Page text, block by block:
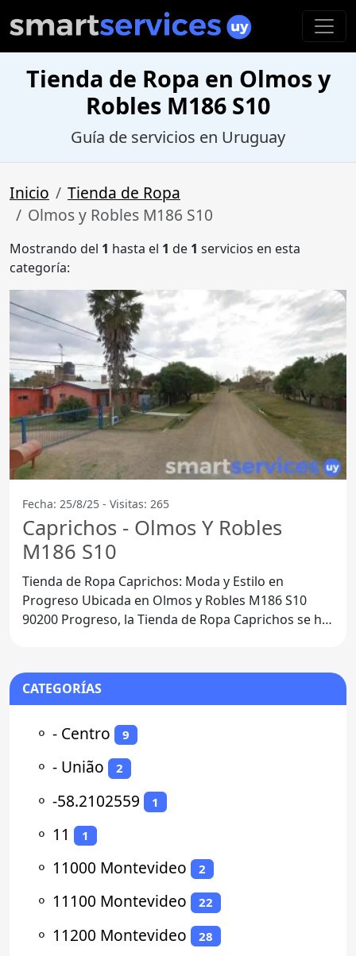
Tienda de Ropa en Olmos y
Robles M186 S10
Guía de servicios en Uruguay
Inicio
Tienda de Ropa
Olmos y Robles M186 S10
Mostrando del 1 hasta el 1 de 1 servicios en esta
categoría:
Fecha: 25/8/25 - Visitas: 265
Caprichos - Olmos Y Robles
M186 S10
Tienda de Ropa Caprichos: Moda y Estilo en
Progreso Ubicada en Olmos y Robles M186 S10
90200 Progreso, la Tienda de Ropa Caprichos se ha
CATEGORÍAS
⚬ - Centro 9
⚬ - União 2
⚬ -58.2102559 1
⚬ 11 1
⚬ 11000 Montevideo 2
⚬ 11100 Montevideo 22
⚬ 11200 Montevideo 28